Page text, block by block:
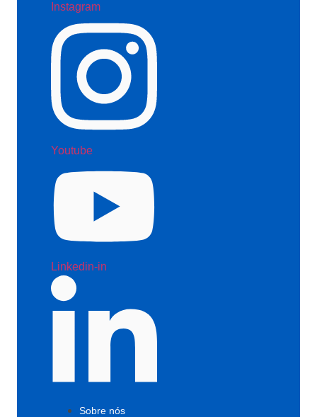
Instagram
Youtube
Linkedin-in
Sobre nós